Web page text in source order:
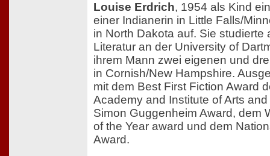
Louise Erdrich, 1954 als Kind
einer Indianerin in Little Falls/
in North Dakota auf. Sie studierte
Literatur an der University of
ihrem Mann zwei eigenen und
in Cornish/New Hampshire.
mit dem Best First Fiction Award
Academy and Institute of Arts
Simon Guggenheim Award, dem
of the Year award und dem
Award.